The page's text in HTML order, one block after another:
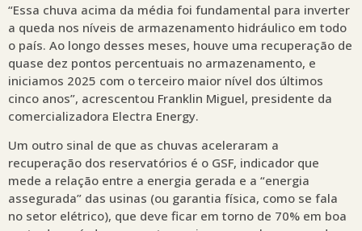
“Essa chuva acima da média foi fundamental para inverter
a queda nos níveis de armazenamento hidráulico em todo
o país. Ao longo desses meses, houve uma recuperação de
quase dez pontos percentuais no armazenamento, e
iniciamos 2025 com o terceiro maior nível dos últimos
cinco anos”, acrescentou Franklin Miguel, presidente da
comercializadora Electra Energy.
Um outro sinal de que as chuvas aceleraram a
recuperação dos reservatórios é o GSF, indicador que
mede a relação entre a energia gerada e a “energia
assegurada” das usinas (ou garantia física, como se fala
no setor elétrico), que deve ficar em torno de 70% em boa